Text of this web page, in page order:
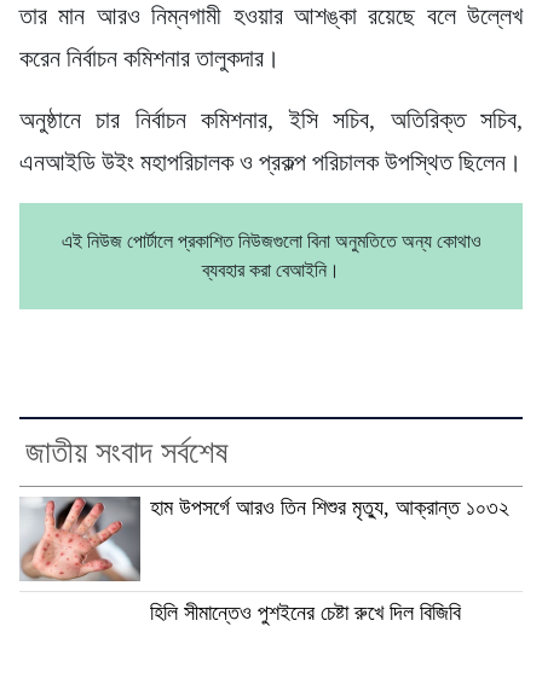
তার মান আরও নিম্নগামী হওয়ার আশঙ্কা রয়েছে বলে উল্লেখ
করেন নির্বাচন কমিশনার তালুকদার।
অনুষ্ঠানে চার নির্বাচন কমিশনার, ইসি সচিব, অতিরিক্ত সচিব,
এনআইডি উইং মহাপরিচালক ও প্রকল্প পরিচালক উপস্থিত ছিলেন।
এই নিউজ পোর্টালে প্রকাশিত নিউজগুলো বিনা অনুমতিতে অন্য কোথাও
ব্যবহার করা বেআইনি।
জাতীয় সংবাদ সর্বশেষ
হাম উপসর্গে আরও তিন শিশুর মৃত্যু, আক্রান্ত ১০৩২
হিলি সীমান্তেও পুশইনের চেষ্টা রুখে দিল বিজিবি